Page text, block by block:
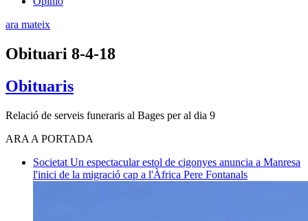
ara mateix
Obituari 8-4-18
Obituaris
Relació de serveis funeraris al Bages per al dia 9
ARA A PORTADA
Societat Un espectacular estol de cigonyes anuncia a Manresa
l'inici de la migració cap a l'Àfrica Pere Fontanals